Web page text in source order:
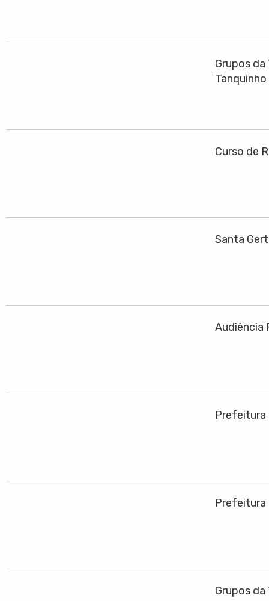
Grupos
Tanquinho
Curso de
Santa
Audiência
Prefeitura
Prefeitura
Grupos